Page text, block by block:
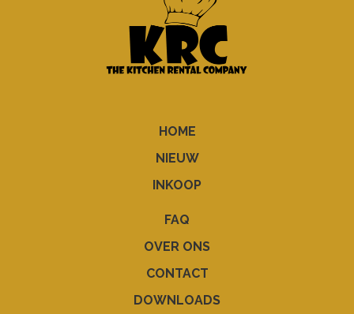
HOME
NIEUW
INKOOP
FAQ
OVER ONS
CONTACT
DOWNLOADS